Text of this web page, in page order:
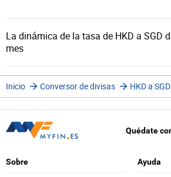
La dinámica de la tasa de HKD a SGD
mes
Inicio Conversor de divisas HKD a SGD
Quédate
Sobre Ayuda